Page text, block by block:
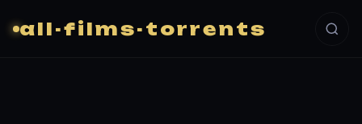
all-films-torrents